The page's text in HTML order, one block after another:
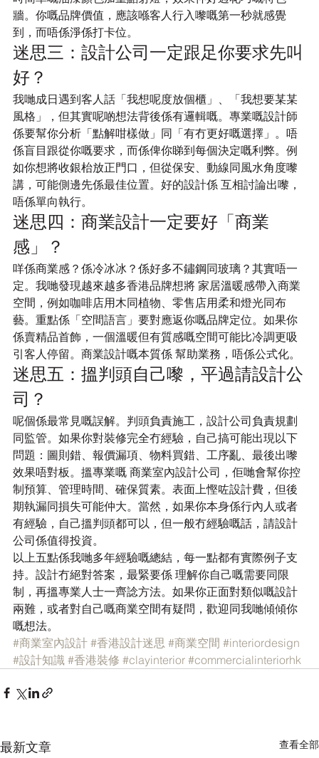
牆。你嘅品牌價值，應該喺客人行入嚟嘅第一秒就感覺
到，而唔係淨係打卡位。
迷思三：設計公司一定跟足你要求先叫
好？
我哋成日遇到客人話「我想呢度放個櫃」、「我想要某某
風格」，但其實呢啲想法背後係有邏輯嘅。專業嘅設計師
係要幫你分析「點解咁樣做」同「有冇更好嘅選擇」。唔
係盲目跟從你嘅要求，而係俾你睇到每個決定嘅利弊。例
如你想將收銀枱放正門口，但從保安、動線同風水角度嚟
講，可能側邊先係最佳位置。好的設計係 互相討論出嚟，
唔係單向執行。
迷思四：商業設計一定要好「商業
感」？
咩係商業感？係冷冰冰？係好多不鏽鋼同玻璃？其實唔一
定。我哋發現越來越多香港品牌想將 家居溫暖感帶入商業
空間，例如咖啡店用木同植物、零售店用柔和燈光同布
藝。重點係「空間語言」要對應返你嘅品牌定位。如果你
係賣精品首飾，一個溫暖但有質感嘅空間可能比冷調更吸
引客人停留。商業設計嘅本質係 幫助業務，唔係公式化。
迷思五：搵判頭自己嚟，平過請設計公
司？
呢個係最常見嘅誤解。判頭負責施工，設計公司負責規劃
同監管。如果你對裝修完全冇經驗，自己搞可能出現以下
問題：圖則錯、報價漏項、物料買錯、工序亂、最後出嚟
效果唔對板。搵專業嘅 商業室內設計公司，佢哋會幫你控
制預算、管理時間、確保質素。表面上慳咗設計費，但後
期執漏同損失可能仲大。當然，如果你本身係行內人或者
有經驗，自己搵判頭都可以，但一般冇經驗嘅話，請設計
公司係值得投資。
以上五點係我哋多年經驗嘅總結，每一點都有實際例子支
持。設計冇絕對答案，最緊要係 理解你自己嘅需要同限
制，再搵專業人士一齊諗方法。如果你正面對類似嘅設計
兩難，或者對自己嘅商業空間有疑問，歡迎同我哋傾傾你
嘅想法。
#商業室內設計 #香港設計迷思 #商業空間 #interiordesign
#設計知識 #香港裝修 #clayinterior #commercialinteriorhk
最新文章 查看全部